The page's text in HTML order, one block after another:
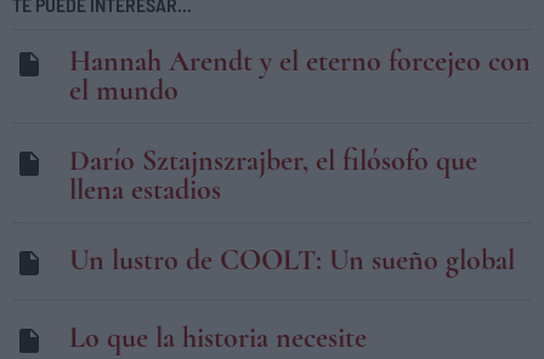
Hannah Arendt y el eterno forcejeo con
el mundo
Darío Sztajnszrajber, el filósofo que
llena estadios
Un lustro de COOLT: Un sueño global
Lo que la historia necesite